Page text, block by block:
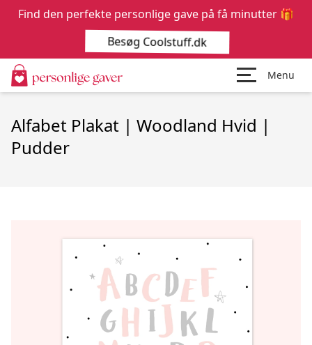
Menu
Alfabet Plakat | Woodland Hvid |
Pudder
Find den perfekte personlige gave på få minutter 🎁
Besøg Coolstuff.dk